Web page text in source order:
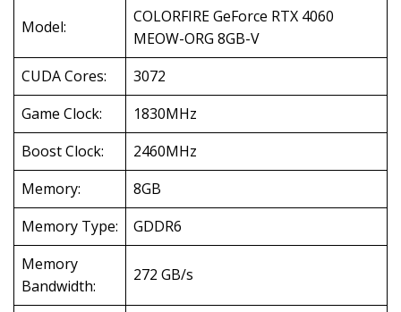
Model:
COLORFIRE GeForce RTX 4060
MEOW-ORG 8GB-V
CUDA Cores:
3072
Game Clock:
1830MHz
Boost Clock:
2460MHz
Memory:
8GB
Memory Type:
GDDR6
Memory
Bandwidth:
272 GB/s